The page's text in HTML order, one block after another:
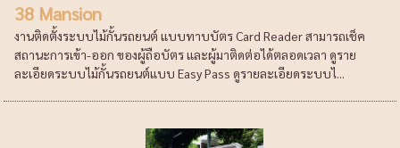
38 Mansion
งานติดตั้งระบบไม้กั้นรถยนต์ แบบทาบบัตร Card Reader สามารถเช็ค
สถานะการเข้า-ออก ของผู้ถือบัตร และผู้มาติดต่อได้ตลอดเวลา ดูราย
ละเอียดระบบไม้กั้นรถยนต์แบบ Easy Pass ดูรายละเอียดระบบไ...